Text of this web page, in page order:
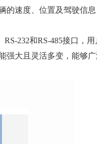
的速度、位置及驾驶信
232和RS-485接口，用
强大且灵活多变，能够